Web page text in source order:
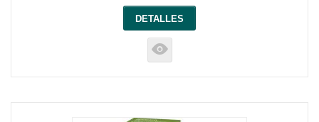
DETALLES
K